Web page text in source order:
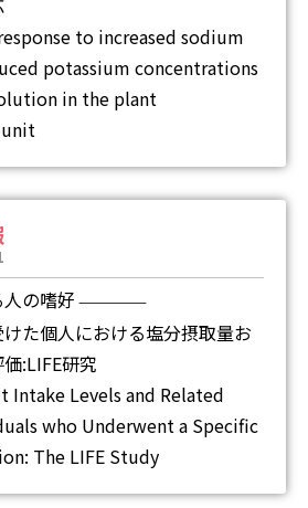
to increased sodium
potassium concentrations
in the plant
の嗜好 ―
た個人における塩分摂取量お
:LIFE研究
Intake Levels and Related
who Underwent a Specific
The LIFE Study